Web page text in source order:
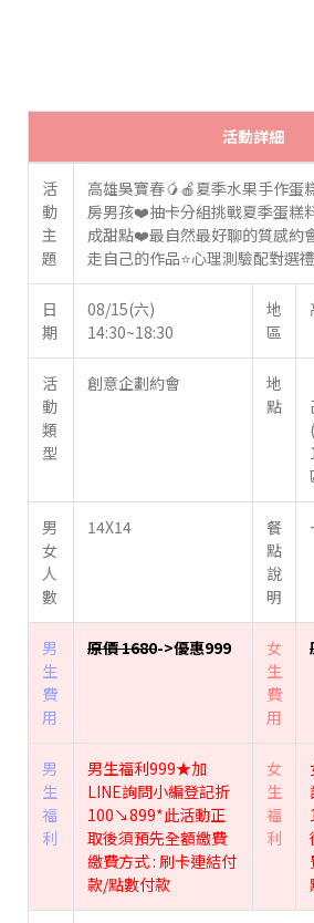
活動詳細
活
動
主
題
高雄吳寶春🥭🍎夏季水果手作蛋
房男孩❤️抽卡分組挑戰夏季蛋糕
成甜點❤️最自然最好聊的質感約
走自己的作品⭐心理測驗配對選
日
期
08/15(六)
14:30~18:30
地
區
活
動
類
型
創意企劃約會
地
點
男
女
人
數
14X14
餐
點
說
明
男
生
費
用
原價 1680->優惠999
女
生
費
用
男
生
福
利
男生福利999★加
LINE詢問小編登記折
100↘︎899*此活動正
取後須預先全額繳費
繳費方式 : 刷卡連結付
款/點數付款
女
生
福
利